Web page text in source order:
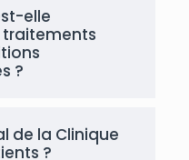
elle
traitements
?
de la Clinique
?